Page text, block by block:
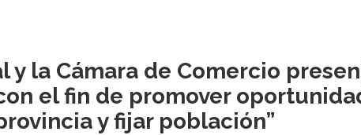
y la Cámara de Comercio
el fin de promover
y fijar población”